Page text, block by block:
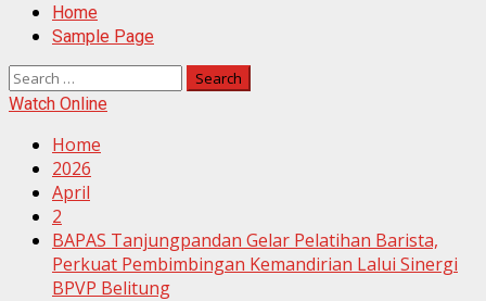
Home
Sample Page
Search
for:
Watch Online
Home
2026
April
2
BAPAS Tanjungpandan Gelar Pelatihan Barista,
Perkuat Pembimbingan Kemandirian Lalui Sinergi
BPVP Belitung